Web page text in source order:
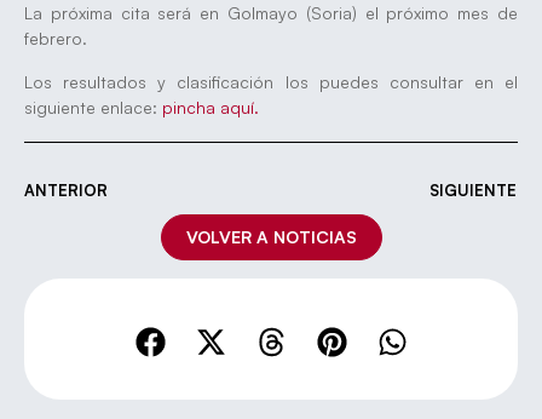
La próxima cita será en Golmayo (Soria) el próximo mes de
febrero.
Los resultados y clasificación los puedes consultar en el
siguiente enlace: pincha aquí.
ANTERIOR SIGUIENTE
VOLVER A NOTICIAS